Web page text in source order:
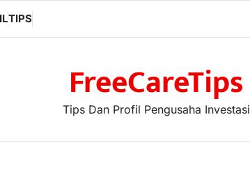
TIPS
FreeCareTips
Tips Dan Profil Pengusaha Investasi